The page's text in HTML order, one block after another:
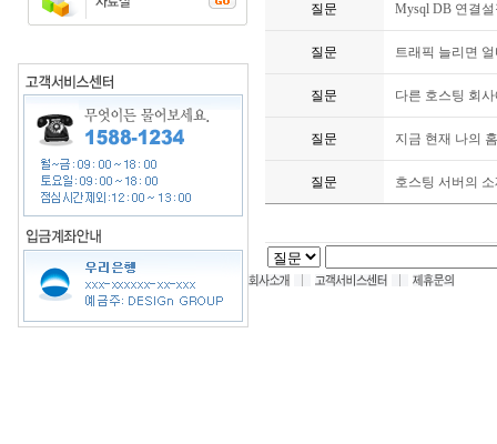
질문 Mysql DB 연결
질문 트래픽 늘리면
질문 다른 호스팅 회
질문 지금 현재 나의
질문 호스팅 서버의